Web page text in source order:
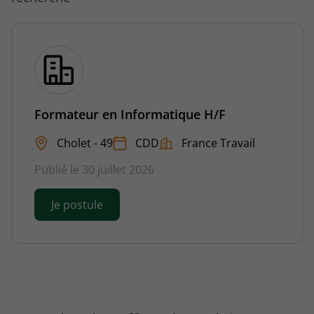
Formateur en Informatique H/F
Cholet - 49 CDD
France Travail
Publié le 30 juillet 2026
Je postule